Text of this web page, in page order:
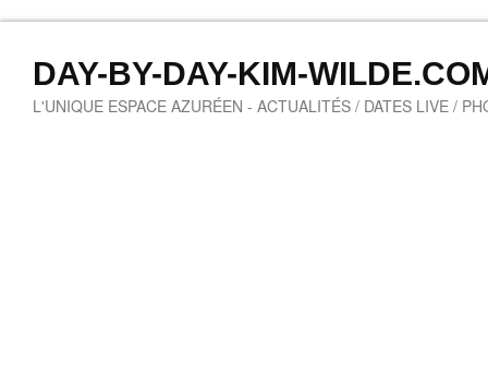
DAY-BY-DAY-KIM-
L'UNIQUE ESPACE AZURÉEN - ACTUALITÉS / DATES LIVE /